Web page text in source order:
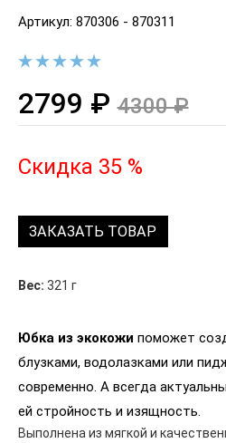
Артикул: 870306 - 870311
2799 ₽4300 ₽
Скидка 35 %
ЗАКАЗАТЬ ТОВАР
Вес: 321 г
Юбка из экокожи поможет
блузками, водолазками или
современно. А всегда
ей стройность и изящность.
Выполнена из мягкой и